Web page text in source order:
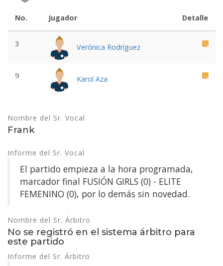
No. Jugador Detalle
3 Verónica Rodríguez
9 Karol Aza
Nombre del Sr. Vocal
Frank
Informe del Sr. Vocal
El partido empieza a la hora programada,
marcador final FUSIÓN GIRLS (0) - ELITE
FEMENINO (0), por lo demás sin novedad.
Nombre del Sr. Árbitro
No se registró en el sistema árbitro para
este partido
Informe del Sr. Árbitro